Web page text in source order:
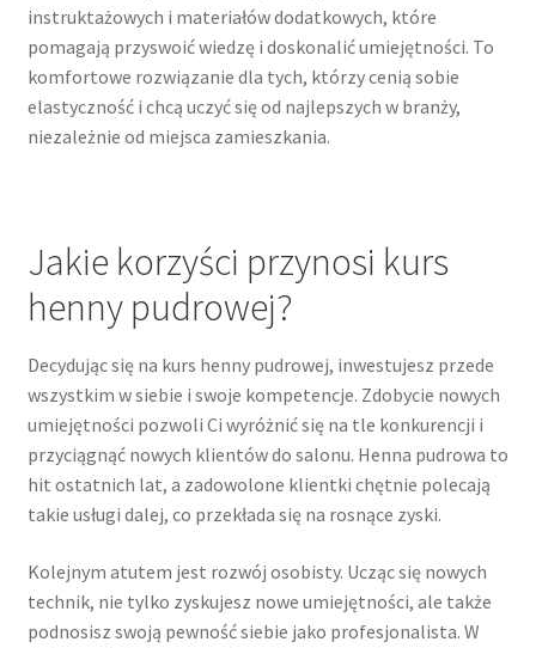
instruktażowych i materiałów dodatkowych, które
pomagają przyswoić wiedzę i doskonalić umiejętności. To
komfortowe rozwiązanie dla tych, którzy cenią sobie
elastyczność i chcą uczyć się od najlepszych w branży,
niezależnie od miejsca zamieszkania.
Jakie korzyści przynosi kurs
henny pudrowej?
Decydując się na kurs henny pudrowej, inwestujesz przede
wszystkim w siebie i swoje kompetencje. Zdobycie nowych
umiejętności pozwoli Ci wyróżnić się na tle konkurencji i
przyciągnąć nowych klientów do salonu. Henna pudrowa to
hit ostatnich lat, a zadowolone klientki chętnie polecają
takie usługi dalej, co przekłada się na rosnące zyski.
Kolejnym atutem jest rozwój osobisty. Ucząc się nowych
technik, nie tylko zyskujesz nowe umiejętności, ale także
podnosisz swoją pewność siebie jako profesjonalista. W